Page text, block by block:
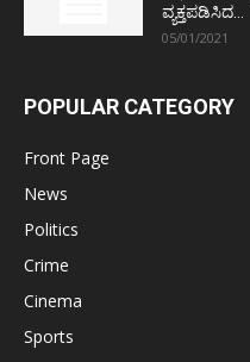
ವ್ಯಕ್ತಪಡಿಸಿದ...
05/01/2021
POPULAR CATEGORY
Front Page
News
Politics
Crime
Cinema
Sports